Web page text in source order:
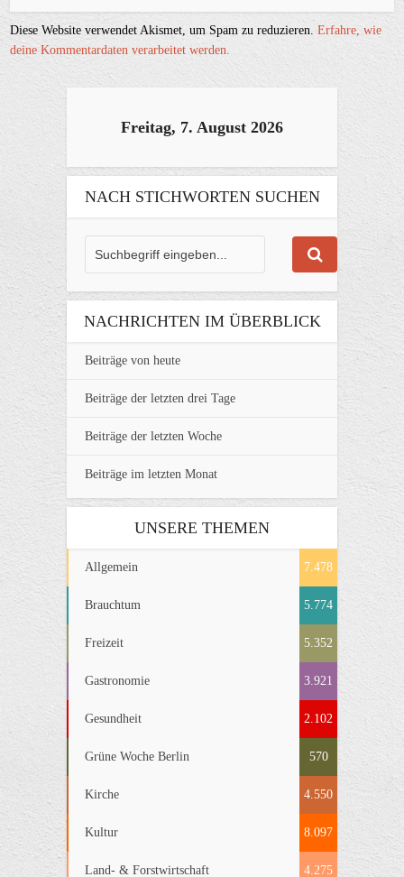
Diese Website verwendet Akismet, um Spam zu reduzieren.Erfahre, wie
deine Kommentardaten verarbeitet werden.
Freitag, 7. August 2026
NACH STICHWORTEN SUCHEN
NACHRICHTEN IM ÜBERBLICK
Beiträge von heute
Beiträge der letzten drei Tage
Beiträge der letzten Woche
Beiträge im letzten Monat
UNSERE THEMEN
Allgemein 7.478
Brauchtum 5.774
Freizeit 5.352
Gastronomie 3.921
Gesundheit 2.102
Grüne Woche Berlin 570
Kirche 4.550
Kultur 8.097
Land- & Forstwirtschaft 4.275